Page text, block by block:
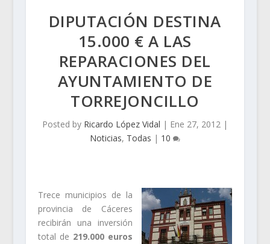
DIPUTACIÓN DESTINA
15.000 € A LAS
REPARACIONES DEL
AYUNTAMIENTO DE
TORREJONCILLO
Posted by Ricardo López Vidal | Ene 27, 2012|
Noticias, Todas | 10
Trece municipios de la
provincia de Cáceres
recibirán una inversión
total de 219.000 euros